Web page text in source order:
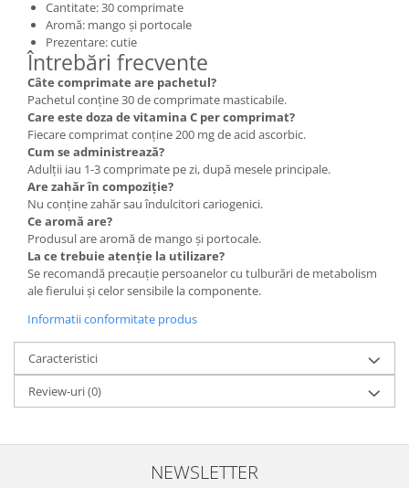
Cantitate: 30 comprimate
Aromă: mango și portocale
Prezentare: cutie
Întrebări frecvente
Câte comprimate are pachetul?
Pachetul conține 30 de comprimate masticabile.
Care este doza de vitamina C per comprimat?
Fiecare comprimat conține 200 mg de acid ascorbic.
Cum se administrează?
Adulții iau 1-3 comprimate pe zi, după mesele principale.
Are zahăr în compoziție?
Nu conține zahăr sau îndulcitori cariogenici.
Ce aromă are?
Produsul are aromă de mango și portocale.
La ce trebuie atenție la utilizare?
Se recomandă precauție persoanelor cu tulburări de metabolism
ale fierului și celor sensibile la componente.
Informatii conformitate produs
Caracteristici
Review-uri(0)
NEWSLETTER